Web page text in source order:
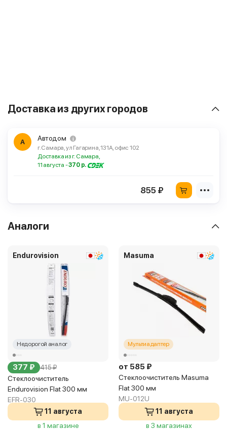
Доставка из других городов
А Автодом
г. Самара, ул Гагарина, 131А, офис 102
Доставка из г. Самара,
11 августа -370 р.
855 ₽
Аналоги
Endurovision
Недорогой аналог
377 ₽ 415 ₽
Стеклоочиститель
Endurovision Flat 300 мм
EFR-030
11 августа
в 1 магазине
Masuma
Мультиадаптер
от 585 ₽
Стеклоочиститель Masuma
Flat 300 мм
MU-012U
11 августа
в 3 магазинах